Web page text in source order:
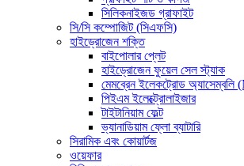
সিলিকনাইজড গ্রাফাইট
সি/সি কম্পোজিট (সিএফসি)
হাইড্রোজেন শক্তি
বাইপোলার প্লেট
হাইড্রোজেন ফুয়েল সেল স্ট্যাক
মেমব্রেন ইলেকট্রোড
পিইএম ইলেক্ট্রোলাইজার
টাইটানিয়াম ফেল্ট
ভ্যানাডিয়াম ফ্লো ব্যাটারি
সিরামিক এবং কোয়ার্টজ
ওয়েফার